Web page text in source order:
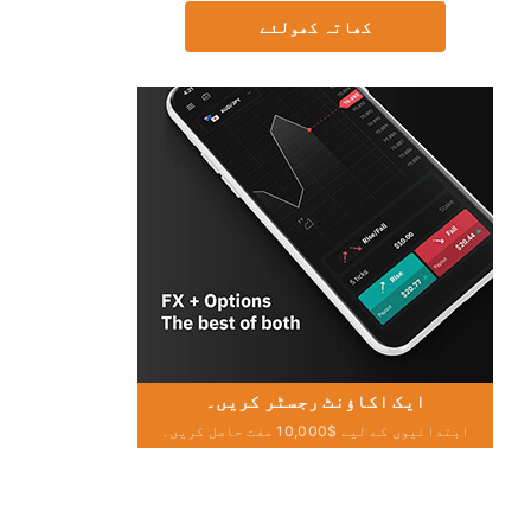
کھاتہ کھولئے
ایک اکاؤنٹ رجسٹر کریں۔
ابتدائیوں کے لیے $10,000 مفت حاصل کریں۔